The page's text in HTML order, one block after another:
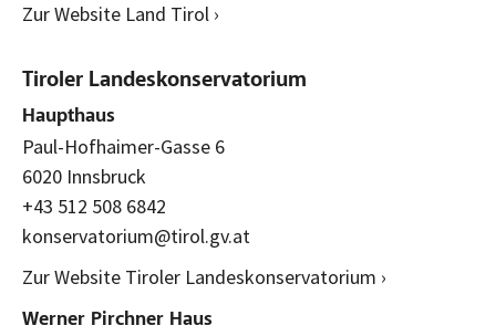
Zur Website Land Tirol ›
Tiroler Landeskonservatorium
Haupthaus
Paul-Hofhaimer-Gasse 6
6020 Innsbruck
+43 512 508 6842
konservatorium@tirol.gv.at
Zur Website Tiroler Landeskonservatorium ›
Werner Pirchner Haus